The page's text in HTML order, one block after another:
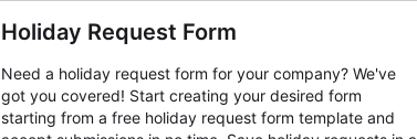
Holiday Request Form
Need a holiday request form for your company? We've
got you covered! Start creating your desired form
starting from a free holiday request form template and